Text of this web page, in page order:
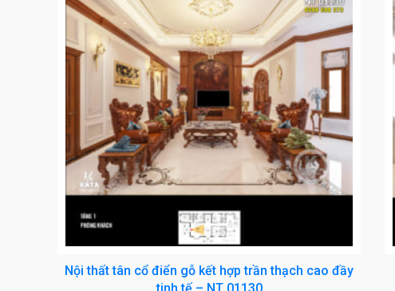
Nội thất tân cổ điển gỗ kết hợp trần thạch cao đầy